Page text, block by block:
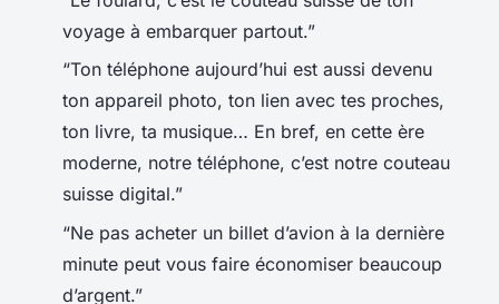
voyage à embarquer partout.”
“Ton téléphone aujourd’hui est aussi devenu
ton appareil photo, ton lien avec tes proches,
ton livre, ta musique… En bref, en cette ère
moderne, notre téléphone, c’est notre couteau
suisse digital.”
“Ne pas acheter un billet d’avion à la dernière
minute peut vous faire économiser beaucoup
d’argent.”